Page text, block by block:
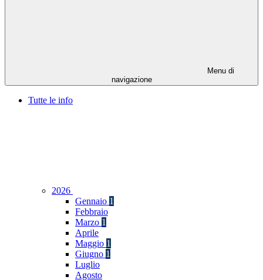
Menu di
navigazione
Tutte le info
2026
Gennaio 1
Febbraio
Marzo 1
Aprile
Maggio 1
Giugno 1
Luglio
Agosto